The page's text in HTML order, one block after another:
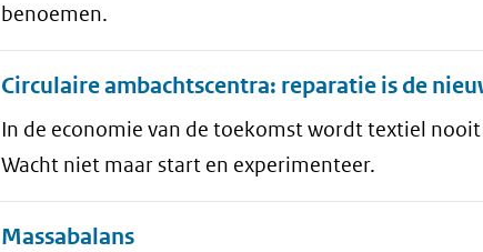
benoemen.
Circulaire ambachtscentra: reparatie is de
In de economie van de toekomst wordt textiel
Wacht niet maar start en experimenteer.
Massabalans